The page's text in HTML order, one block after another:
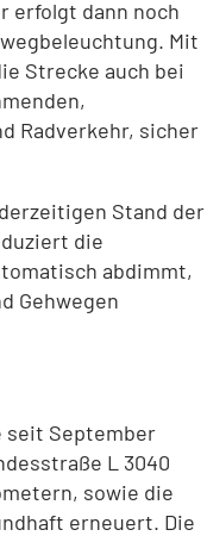
erfolgt dann noch
Mit
Strecke auch bei
Radverkehr, sicher
Stand der
die
abdimmt,
Gehwegen
seit September
L 3040
sowie die
erneuert. Die